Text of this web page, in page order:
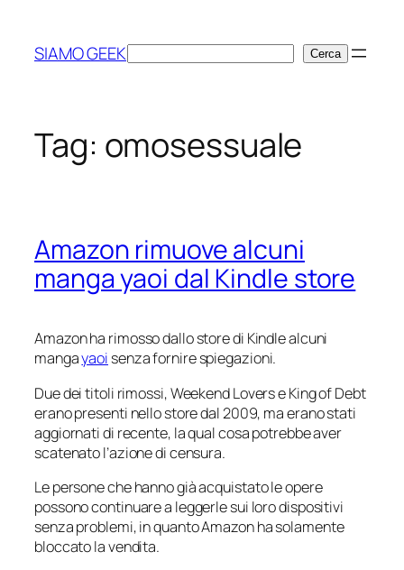
contenuto
SIAMO GEEKCerca Cerca
Tag: omosessuale
Amazon rimuove alcuni
manga yaoi dal Kindle store
Amazon ha rimosso dallo store di Kindle alcuni
mangayaoi senza fornire spiegazioni.
Due dei titoli rimossi,Weekend LoverseKing of Debt
erano presenti nello store dal 2009, ma erano stati
aggiornati di recente, la qual cosa potrebbe aver
scatenato l’azione di censura.
Le persone che hanno già acquistato le opere
possono continuare a leggerle sui loro dispositivi
senza problemi, in quanto Amazon ha solamente
bloccato la vendita.